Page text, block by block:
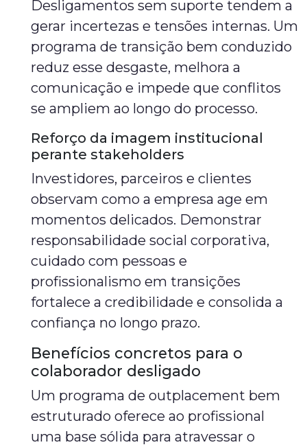
Desligamentos sem suporte tendem a
gerar incertezas e tensões internas. Um
programa de transição bem conduzido
reduz esse desgaste, melhora a
comunicação e impede que conflitos
se ampliem ao longo do processo.
Reforço da imagem institucional
perante stakeholders
Investidores, parceiros e clientes
observam como a empresa age em
momentos delicados. Demonstrar
responsabilidade social corporativa,
cuidado com pessoas e
profissionalismo em transições
fortalece a credibilidade e consolida a
confiança no longo prazo.
Benefícios concretos para o
colaborador desligado
Um programa de outplacement bem
estruturado oferece ao profissional
uma base sólida para atravessar o